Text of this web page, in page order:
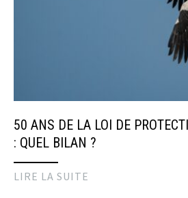
50 ANS DE LA LOI DE
: QUEL BILAN ?
LIRE LA SUITE